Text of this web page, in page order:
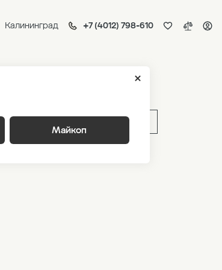
Калининград +7 (4012) 798-610
Майкоп
ВЫБРАТЬ ПО ПАРАМЕТРАМ